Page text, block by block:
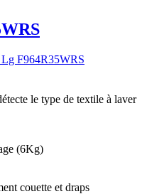
le type de textile à laver
(6Kg)
couette et draps